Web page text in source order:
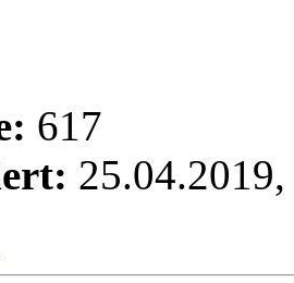
617